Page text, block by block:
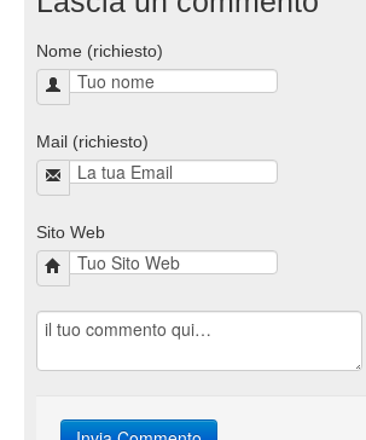
Nome (richiesto)
Mail (richiesto)
Sito Web